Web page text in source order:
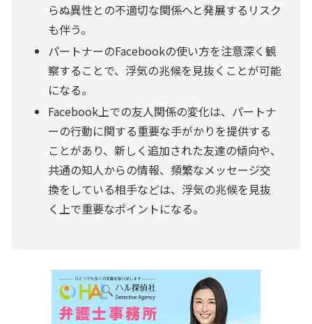
らぬ異性との不適切な関係へと発展するリスク
も伴う。
パートナーのFacebookの使い方を注意深く観
察することで、浮気の兆候を見抜くことが可能
になる。
Facebook上での友人関係の変化は、パートナ
ーの行動に関する重要な手がかりを提供する
ことがあり、新しく追加された友達の傾向や、
共通の知人からの情報、頻繁なメッセージ交
換をしている相手などは、浮気の兆候を見抜
く上で重要なポイントになる。